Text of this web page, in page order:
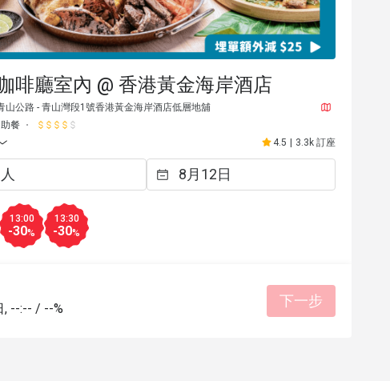
啡廳室內 @ 香港黃金海岸酒店
山公路 - 青山灣段1號香港黃金海岸酒店低層地舖
餐
4.5 3.3k 訂座
13:00
-30%
13:30
-30%
, --:-- / --% 下一步